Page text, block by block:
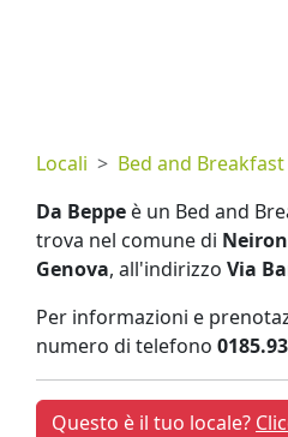
Locali Bed and Breakfast
Da Beppe è un Bed and
trova nel comune di
Genova, all'indirizzo Via
Per informazioni e
numero di telefono
Questo è il tuo locale?